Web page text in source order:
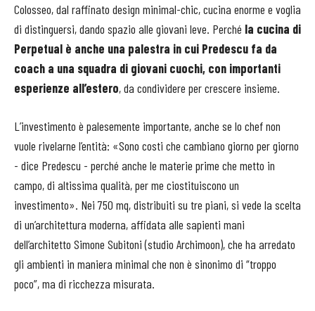
Colosseo, dal raffinato design minimal-chic, cucina enorme e voglia
di distinguersi, dando spazio alle giovani leve. Perché la cucina di
Perpetual è anche una palestra in cui Predescu fa da
coach a una squadra di giovani cuochi, con importanti
esperienze all’estero, da condividere per crescere insieme.
L’investimento è palesemente importante, anche se lo chef non
vuole rivelarne l’entità: «Sono costi che cambiano giorno per giorno
- dice Predescu - perché anche le materie prime che metto in
campo, di altissima qualità, per me ciostituiscono un
investimento». Nei 750 mq, distribuiti su tre piani, si vede la scelta
di un’architettura moderna, affidata alle sapienti mani
dell’architetto Simone Subitoni (studio Archimoon), che ha arredato
gli ambienti in maniera minimal che non è sinonimo di “troppo
poco”, ma di ricchezza misurata.